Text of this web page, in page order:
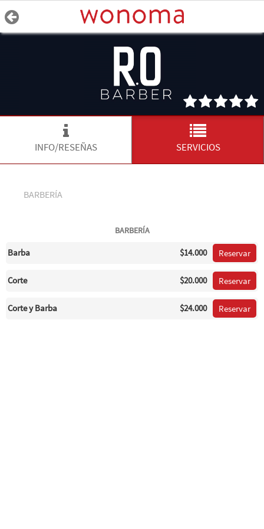
INFO/RESEÑAS SERVICIOS
BARBERÍA
BARBERÍA
Barba $14.000 Reservar
Corte $20.000 Reservar
Corte y Barba $24.000 Reservar